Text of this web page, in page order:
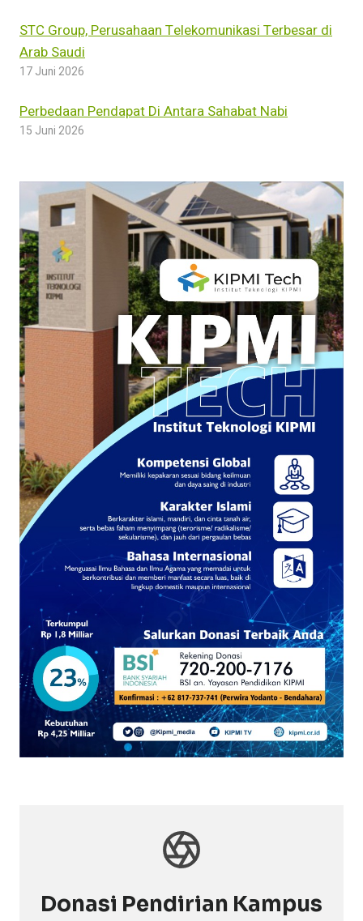
STC Group, Perusahaan Telekomunikasi Terbesar di
Arab Saudi
17 Juni 2026
Perbedaan Pendapat Di Antara Sahabat Nabi
15 Juni 2026
Donasi Pendirian Kampus